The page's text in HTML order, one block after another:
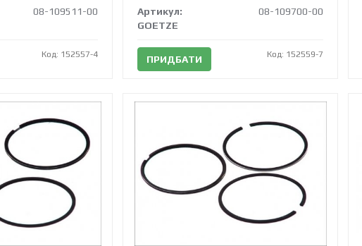
08-109511-00
Код: 152557-4
Артикул:
08-109700-00
GOETZE
ПРИДБАТИ Код: 152559-7